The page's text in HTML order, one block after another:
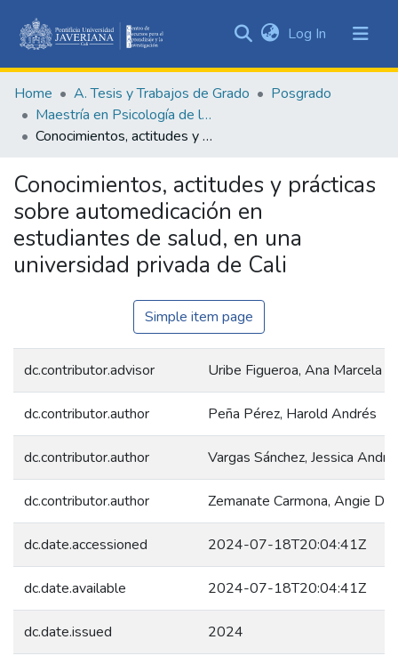
&
Collections
All of DSpace
Statistics
Log In (current)
Home A. Tesis y Trabajos de Grado
Posgrado
Maestría en Psicología de la Salud
Conocimientos, actitudes y prácticas sobre automedicación en estudiantes de salud, en una universidad privada de Cali
Conocimientos, actitudes y prácticas
sobre automedicación en
estudiantes de salud, en una
universidad privada de Cali
Simple item page
dc.contributor.advisor Uribe Figueroa, Ana Marcela
dc.contributor.author Peña Pérez, Harold Andrés
dc.contributor.author Vargas Sánchez, Jessica
dc.contributor.author Zemanate Carmona, Angie
dc.date.accessioned 2024-07-18T20:04:41Z
dc.date.available 2024-07-18T20:04:41Z
dc.date.issued 2024